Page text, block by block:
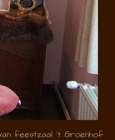
feestzaal 't Groenhof